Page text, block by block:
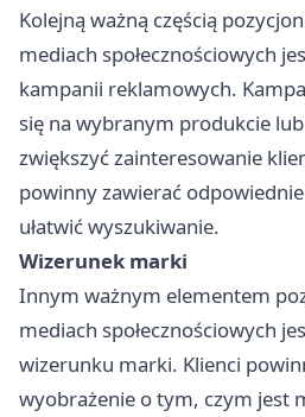
Kolejną ważną częścią
mediach społecznościowych
kampanii reklamowych.
się na wybranym produkcie lub
zwiększyć zainteresowanie
powinny zawierać
ułatwić wyszukiwanie.
Wizerunek marki
Innym ważnym elementem
mediach społecznościowych
wizerunku marki. Klienci
wyobrażenie o tym, czym jest